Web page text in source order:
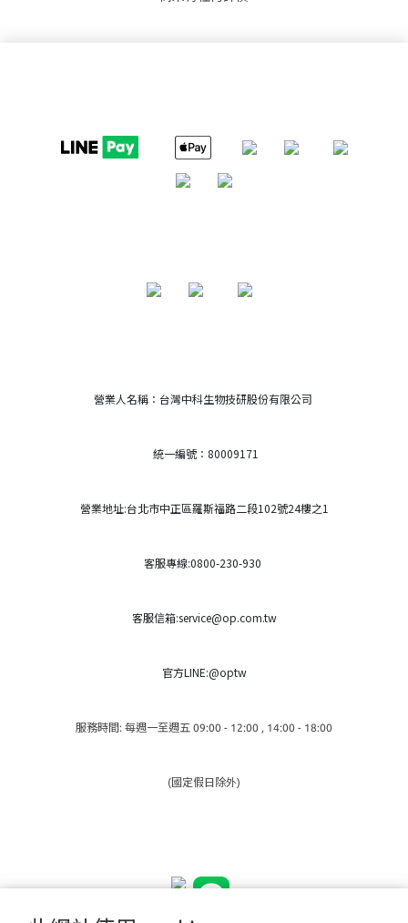
營業人名稱：台灣中科生物技研股份有限公司
統一編號：80009171
營業地址:台北市中正區羅斯福路二段102號24樓之1
客服專線:0800-230-930
客服信箱:service@op.com.tw
官方LINE:@optw
服務時間: 每週一至週五 09:00 - 12:00 , 14:00 - 18:00
(國定假日除外)